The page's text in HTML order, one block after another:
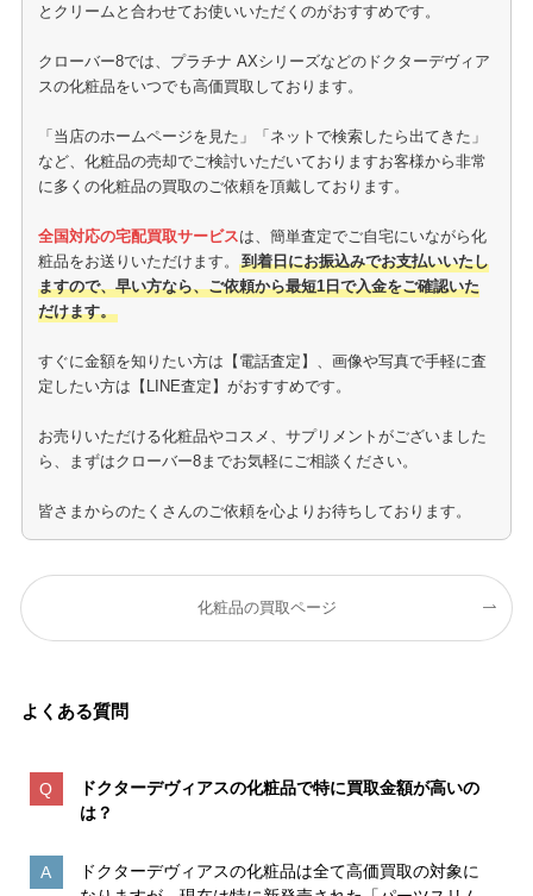
とクリームと合わせてお使いいただくのがおすすめです。
クローバー8では、プラチナ AXシリーズなどのドクターデヴィア
スの化粧品をいつでも高価買取しております。
「当店のホームページを見た」「ネットで検索したら出てきた」
など、化粧品の売却でご検討いただいておりますお客様から非常
に多くの化粧品の買取のご依頼を頂戴しております。
全国対応の宅配買取サービスは、簡単査定でご自宅にいながら化
粧品をお送りいただけます。到着日にお振込みでお支払いいたし
ますので、早い方なら、ご依頼から最短1日で入金をご確認いた
だけます。
すぐに金額を知りたい方は【電話査定】、画像や写真で手軽に査
定したい方は【LINE査定】がおすすめです。
お売りいただける化粧品やコスメ、サプリメントがございました
ら、まずはクローバー8までお気軽にご相談ください。
皆さまからのたくさんのご依頼を心よりお待ちしております。
化粧品の買取ページ
よくある質問
ドクターデヴィアスの化粧品で特に買取金額が高いの
は？
ドクターデヴィアスの化粧品は全て高価買取の対象に